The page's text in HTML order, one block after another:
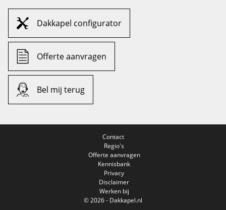
Dakkapel configurator
Offerte aanvragen
Bel mij terug
© 2026 - Dakkapel.nl
Contact
Regio's
Offerte aanvragen
Kennisbank
Privacy
Disclaimer
Werken bij